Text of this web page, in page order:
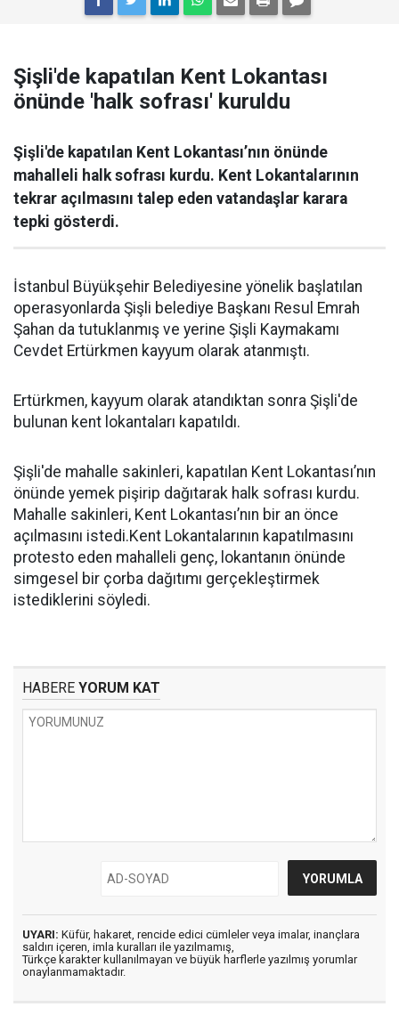
Şişli'de kapatılan Kent Lokantası
önünde 'halk sofrası' kuruldu
Şişli'de kapatılan Kent Lokantası’nın önünde
mahalleli halk sofrası kurdu. Kent Lokantalarının
tekrar açılmasını talep eden vatandaşlar karara
tepki gösterdi.
İstanbul Büyükşehir Belediyesine yönelik başlatılan
operasyonlarda Şişli belediye Başkanı Resul Emrah
Şahan da tutuklanmış ve yerine Şişli Kaymakamı
Cevdet Ertürkmen kayyum olarak atanmıştı.
Ertürkmen, kayyum olarak atandıktan sonra Şişli'de
bulunan kent lokantaları kapatıldı.
Şişli'de mahalle sakinleri, kapatılan Kent Lokantası’nın
önünde yemek pişirip dağıtarak halk sofrası kurdu.
Mahalle sakinleri, Kent Lokantası’nın bir an önce
açılmasını istedi.Kent Lokantalarının kapatılmasını
protesto eden mahalleli genç, lokantanın önünde
simgesel bir çorba dağıtımı gerçekleştirmek
istediklerini söyledi.
HABERE YORUM KAT
UYARI: Küfür, hakaret, rencide edici cümleler veya imalar, inançlara
saldırı içeren, imla kuralları ile yazılmamış,
Türkçe karakter kullanılmayan ve büyük harflerle yazılmış yorumlar
onaylanmamaktadır.